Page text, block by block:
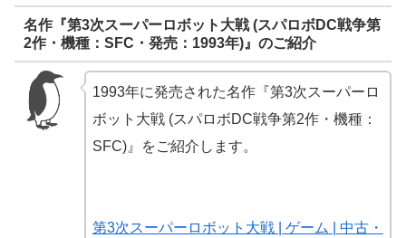
名作『第3次スーパーロボット大戦 (スパロボDC戦争第
2作・機種：SFC・発売：1993年)』のご紹介
1993年に発売された名作『第3次スーパーロ
ボット大戦 (スパロボDC戦争第2作・機種：
SFC)』をご紹介します。
第3次スーパーロボット大戦 | ゲーム | 中古・